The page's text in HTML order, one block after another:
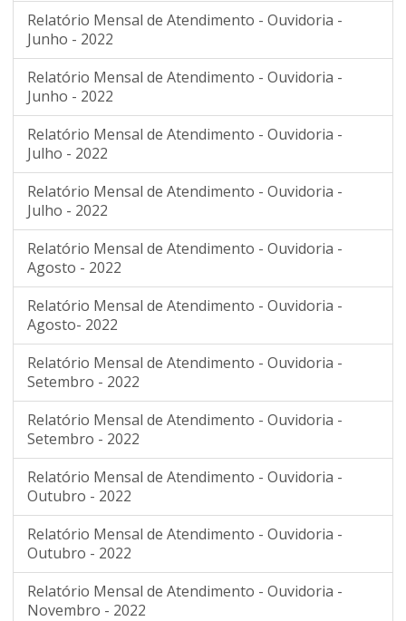
Relatório Mensal de Atendimento - Ouvidoria -
Junho - 2022
Relatório Mensal de Atendimento - Ouvidoria -
Junho - 2022
Relatório Mensal de Atendimento - Ouvidoria -
Julho - 2022
Relatório Mensal de Atendimento - Ouvidoria -
Julho - 2022
Relatório Mensal de Atendimento - Ouvidoria -
Agosto - 2022
Relatório Mensal de Atendimento - Ouvidoria -
Agosto- 2022
Relatório Mensal de Atendimento - Ouvidoria -
Setembro - 2022
Relatório Mensal de Atendimento - Ouvidoria -
Setembro - 2022
Relatório Mensal de Atendimento - Ouvidoria -
Outubro - 2022
Relatório Mensal de Atendimento - Ouvidoria -
Outubro - 2022
Relatório Mensal de Atendimento - Ouvidoria -
Novembro - 2022